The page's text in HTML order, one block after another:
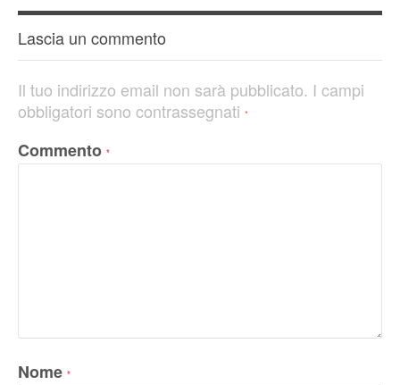
Lascia un commento
Il tuo indirizzo email non sarà pubblicato. I campi
obbligatori sono contrassegnati *
Commento *
Nome *